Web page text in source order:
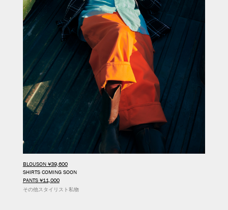
BLOUSON ¥39,600
SHIRTS COMING SOON
PANTS ¥11,000
その他スタイリスト私物